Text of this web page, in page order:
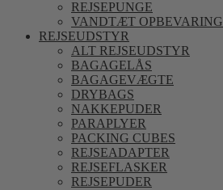
REJSEPUNGE
VANDTÆT OPBEVARING
REJSEUDSTYR
ALT REJSEUDSTYR
BAGAGELÅS
BAGAGEVÆGTE
DRYBAGS
NAKKEPUDER
PARAPLYER
PACKING CUBES
REJSEADAPTER
REJSEFLASKER
REJSEPUDER